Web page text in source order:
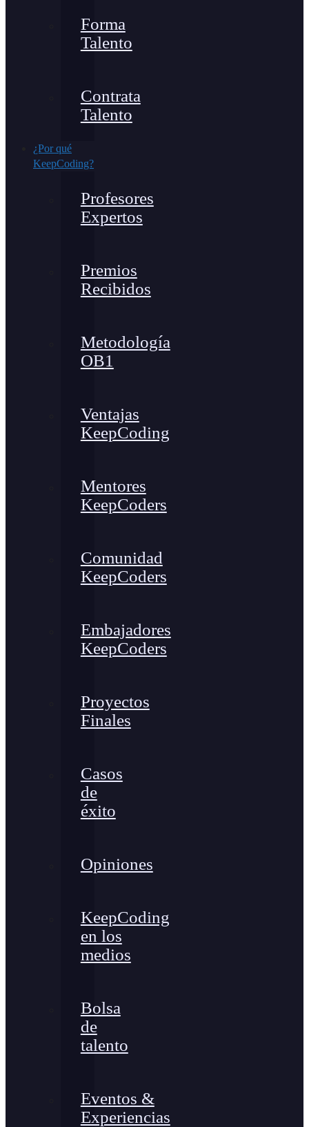
Forma
Talento
Contrata
Talento
¿Por qué
KeepCoding?
Profesores
Expertos
Premios
Recibidos
Metodología
OB1
Ventajas
KeepCoding
Mentores
KeepCoders
Comunidad
KeepCoders
Embajadores
KeepCoders
Proyectos
Finales
Casos
de
éxito
Opiniones
KeepCoding
en los
medios
Bolsa
de
talento
Eventos &
Experiencias